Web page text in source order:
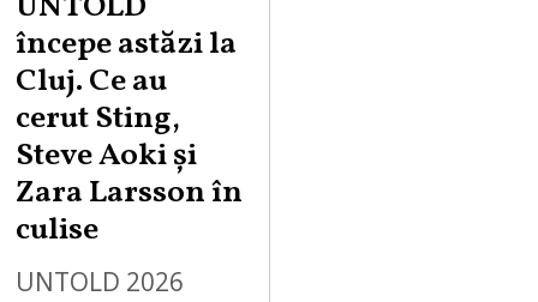
începe astăzi la
Cluj. Ce au
cerut Sting,
Steve Aoki și
Zara Larsson în
culise
UNTOLD 2026